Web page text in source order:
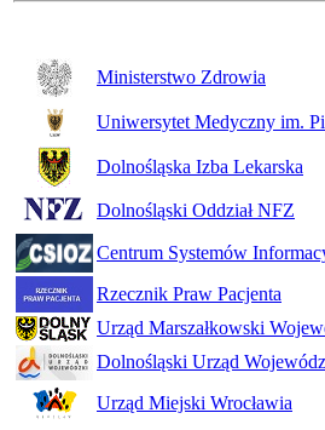
Ministerstwo Zdrowia
Uniwersytet Medyczny im.
Dolnośląska Izba Lekarska
Dolnośląski Oddział NFZ
Centrum Systemów
Rzecznik Praw Pacjenta
Urząd Marszałkowski
Dolnośląski Urząd
Urząd Miejski Wrocławia